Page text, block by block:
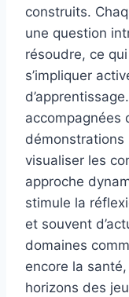
construits.
une question
résoudre, ce
s’impliquer
accompagnées
visualiser les
approche
stimule la
et souvent
domaines
encore la
horizons des